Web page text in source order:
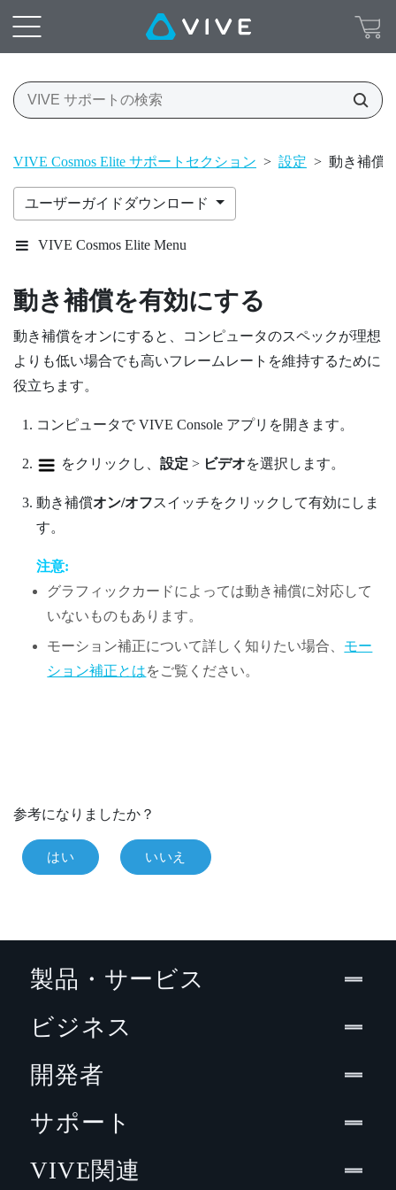
VIVE Cosmos Elite サポートセクション > 設定 > 動き補償
ユーザーガイドダウンロード
VIVE Cosmos Elite Menu
動き補償を有効にする
動き補償をオンにすると、コンピュータのスペックが理想
よりも低い場合でも高いフレームレートを維持するために
役立ちます。
コンピュータで VIVE Consoleアプリを開きます。
をクリックし、 設定 > ビデオを選択します。
動き補償オン/オフスイッチをクリックして有効にしま
す。
注意:
グラフィックカードによっては動き補償に対応して
いないものもあります。
モーション補正について詳しく知りたい場合、 モー
ション補正とはをご覧ください。
参考になりましたか？
はい いいえ
製品・サービス
ビジネス
開発者
サポート
VIVE関連